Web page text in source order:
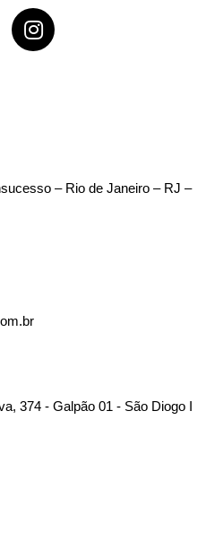
– Rio de Janeiro – RJ –
374 - Galpão 01 - São Diogo I